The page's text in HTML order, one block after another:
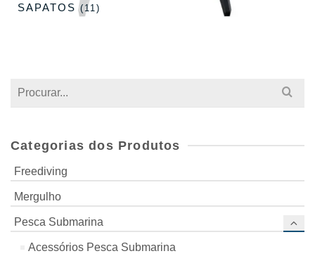
SAPATOS(11)
Search
Categorias dos Produtos
Freediving
Mergulho
Pesca Submarina
Acessórios Pesca Submarina